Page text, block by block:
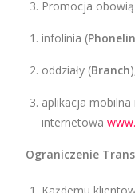
Promocja
infolinia (
oddziały (Branch
aplikacja
internetowa
Ograniczenie